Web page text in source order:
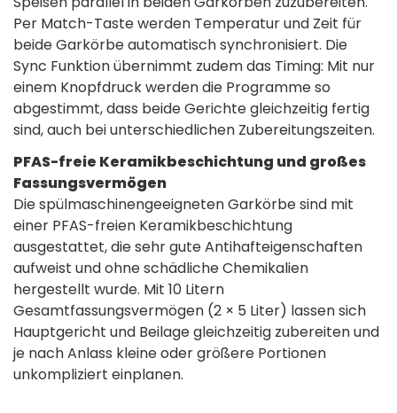
Per Match-Taste werden Temperatur und Zeit für
beide Garkörbe automatisch synchronisiert. Die
Sync Funktion übernimmt zudem das Timing: Mit nur
einem Knopfdruck werden die Programme so
abgestimmt, dass beide Gerichte gleichzeitig fertig
sind, auch bei unterschiedlichen Zubereitungszeiten.
PFAS-freie Keramikbeschichtung und großes
Fassungsvermögen
Die spülmaschinengeeigneten Garkörbe sind mit
einer PFAS-freien Keramikbeschichtung
ausgestattet, die sehr gute Antihafteigenschaften
aufweist und ohne schädliche Chemikalien
hergestellt wurde. Mit 10 Litern
Gesamtfassungsvermögen (2 × 5 Liter) lassen sich
Hauptgericht und Beilage gleichzeitig zubereiten und
je nach Anlass kleine oder größere Portionen
unkompliziert einplanen.